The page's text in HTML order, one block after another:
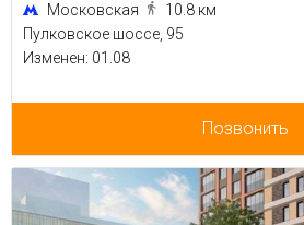
Московская
10.8 км
Пулковское шоссе, 95
Изменен: 01.08
Позвонить